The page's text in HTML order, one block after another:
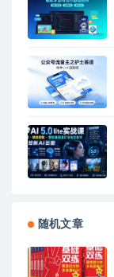
随机文章